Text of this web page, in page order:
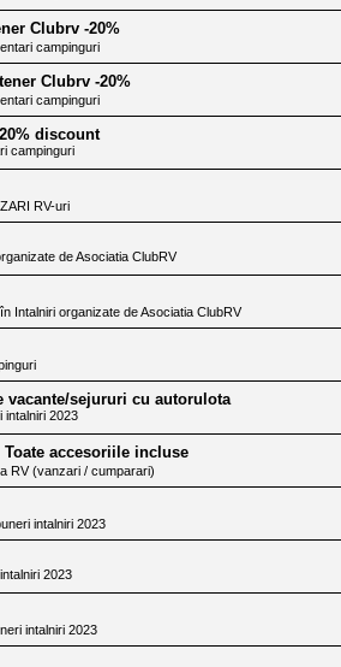
Clubrv -20%
campinguri
Clubrv -20%
campinguri
discount
campinguri
RV-uri
de Asociatia ClubRV
Intalniri organizate de Asociatia ClubRV
vacante/sejururi cu autorulota
intalniri 2023
Toate accesoriile incluse
RV (vanzari / cumparari)
intalniri 2023
2023
intalniri 2023